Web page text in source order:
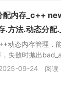
配内存_c++
.方法.动态分配
动态内存管理，
失败时抛出
...
09-24 阅读